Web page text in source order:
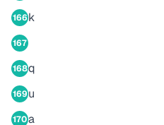
166k
167
168q
169u
170a